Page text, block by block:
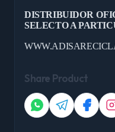
DISTRIBUIDOR
SELECTO A
Share Product